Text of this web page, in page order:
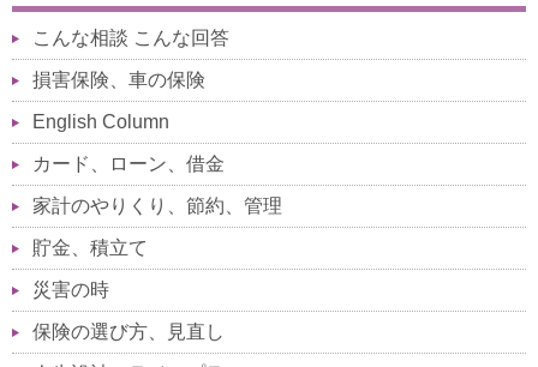
こんな相談 こんな回答
損害保険、車の保険
English Column
カード、ローン、借金
家計のやりくり、節約、管理
貯金、積立て
災害の時
保険の選び方、見直し